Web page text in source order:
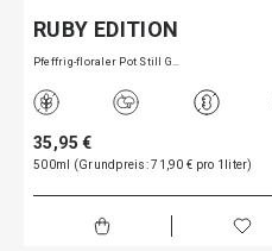
RUBY EDITION
Pfeffrig-floraler Pot Still G…
35,95 €
500ml (Grundpreis: 71,90 € pro 1liter)